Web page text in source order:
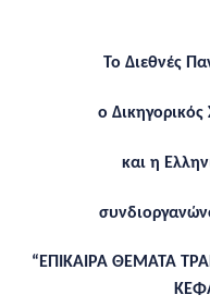
Το Διεθνές
ο
και η
“ΕΠΙΚΑΙΡΑ ΘΕΜΑΤΑ